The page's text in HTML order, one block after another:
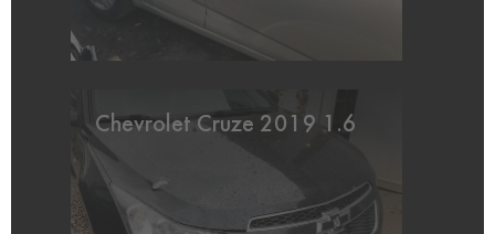
Chevrolet Cruze 2019 1.6